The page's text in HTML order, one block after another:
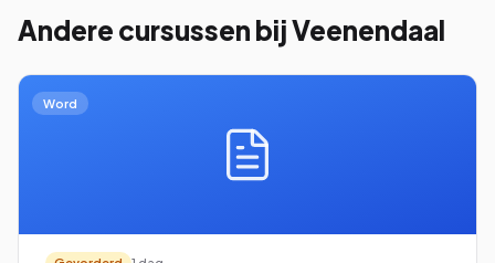
Andere cursussen bij Veenendaal
Word